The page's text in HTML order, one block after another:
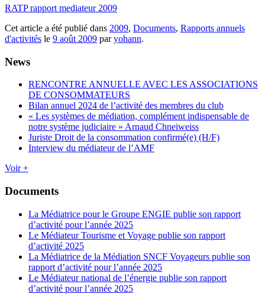
RATP rapport mediateur 2009
Cet article a été publié dans 2009, Documents, Rapports annuels
d'activités le 9 août 2009 paryohann.
News
RENCONTRE ANNUELLE AVEC LES ASSOCIATIONS
DE CONSOMMATEURS
Bilan annuel 2024 de l’activité des membres du club
« Les systèmes de médiation, complément indispensable de
notre système judiciaire » Arnaud Chneiweiss
Juriste Droit de la consommation confirmé(e) (H/F)
Interview du médiateur de l’AMF
Voir +
Documents
La Médiatrice pour le Groupe ENGIE publie son rapport
d’activité pour l’année 2025
Le Médiateur Tourisme et Voyage publie son rapport
d’activité 2025
La Médiatrice de la Médiation SNCF Voyageurs publie son
rapport d’activité pour l’année 2025
Le Médiateur national de l’énergie publie son rapport
d’activité pour l’année 2025